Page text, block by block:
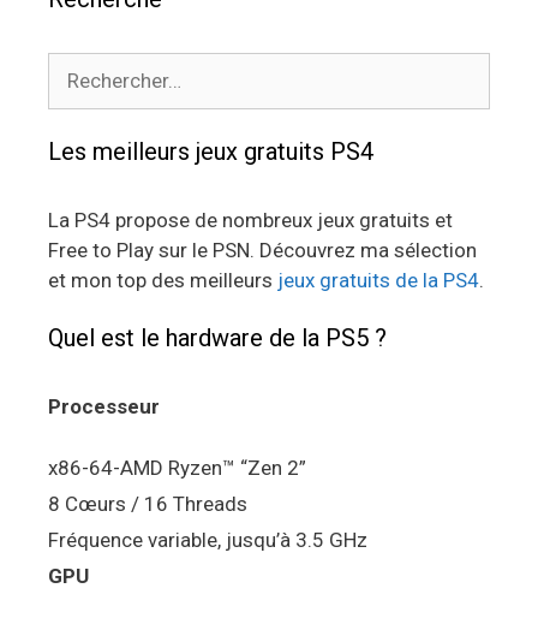
Les meilleurs jeux gratuits PS4
La PS4 propose de nombreux jeux gratuits et
Free to Play sur le PSN. Découvrez ma sélection
et mon top des meilleurs jeux gratuits de la PS4.
Quel est le hardware de la PS5 ?
Processeur
x86-64-AMD Ryzen™ “Zen 2”
8 Cœurs / 16 Threads
Fréquence variable, jusqu’à 3.5 GHz
GPU